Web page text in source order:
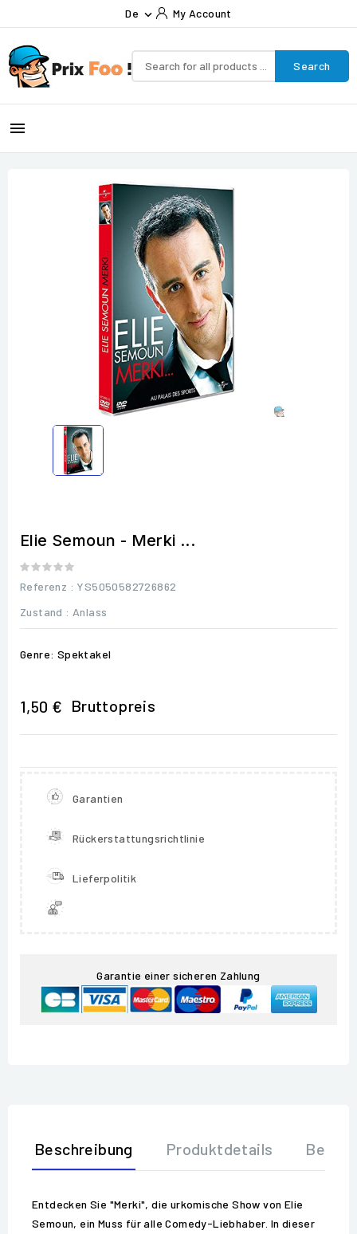
De  My Account
Search

Elie Semoun - Merki ...
Referenz : YS5050582726862
Zustand : Anlass
Genre: Spektakel
1,50 € Bruttopreis
Garantien
Rückerstattungsrichtlinie
Lieferpolitik
Garantie einer sicheren Zahlung
Beschreibung Produktdetails
Entdecken Sie "Merki", die urkomische Show von Elie
Semoun, ein Muss für alle Comedy-Liebhaber. In dieser